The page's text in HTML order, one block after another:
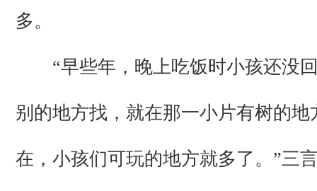
多。
“早些年，晚上吃饭时小孩还没
别的地方找，就在那一小片有树的地
在，小孩们可玩的地方就多了。”三